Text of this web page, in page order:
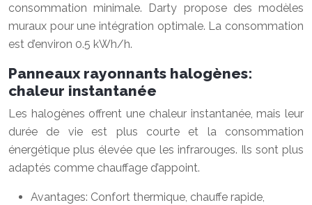
consommation minimale. Darty propose des modèles
muraux pour une intégration optimale. La consommation
est d’environ 0.5 kWh/h.
Panneaux rayonnants halogènes:
chaleur instantanée
Les halogènes offrent une chaleur instantanée, mais leur
durée de vie est plus courte et la consommation
énergétique plus élevée que les infrarouges. Ils sont plus
adaptés comme chauffage d’appoint.
Avantages: Confort thermique, chauffe rapide,